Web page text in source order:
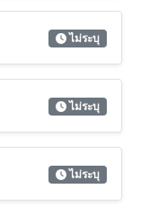
ไม่ระบุ
ไม่ระบุ
ไม่ระบุ